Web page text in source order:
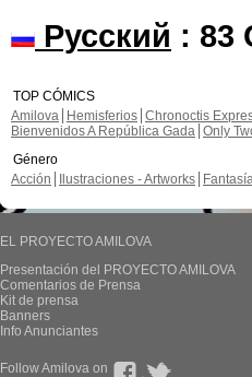
Русский : 83
TOP CÓMICS
Amilova
Hemisferios Chronoctis
Bienvenidos A República Gada Only
Género
Acción
Ilustraciones - Artworks
EL PROYECTO AMILOVA
Presentación del PROYECTO AMILOVA
Comentarios de Prensa
Kit de prensa
Banners
Info Anunciantes
Follow Amilova on